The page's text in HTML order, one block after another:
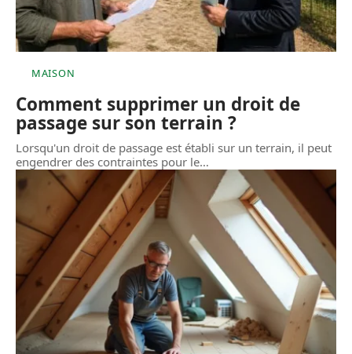
MAISON
Comment supprimer un droit de
passage sur son terrain ?
Lorsqu'un droit de passage est établi sur un terrain, il peut
engendrer des contraintes pour le…